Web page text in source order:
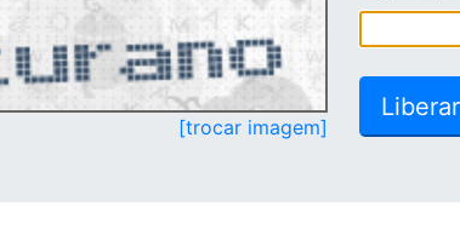
[trocar imagem]